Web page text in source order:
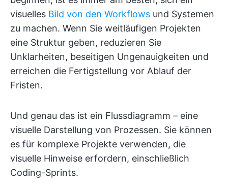
visuelles Bild von den Workflows und Systemen
zu machen. Wenn Sie weitläufigen Projekten
eine Struktur geben, reduzieren Sie
Unklarheiten, beseitigen Ungenauigkeiten und
erreichen die Fertigstellung vor Ablauf der
Fristen.
Und genau das ist ein Flussdiagramm – eine
visuelle Darstellung von Prozessen. Sie können
es für komplexe Projekte verwenden, die
visuelle Hinweise erfordern, einschließlich
Coding-Sprints.